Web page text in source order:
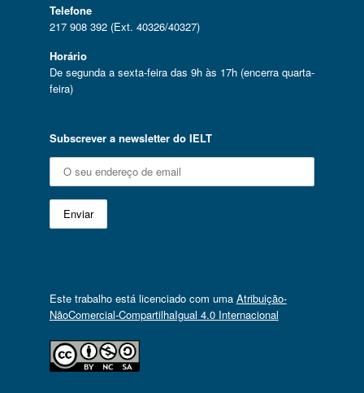
Telefone
217 908 392 (Ext. 40326/40327)
Horário
De segunda a sexta-feira das 9h às 17h (encerra quarta-
feira)
Subscrever a newsletter do IELT
Este trabalho está licenciado com uma Atribuição-
NãoComercial-CompartilhaIgual 4.0 Internacional